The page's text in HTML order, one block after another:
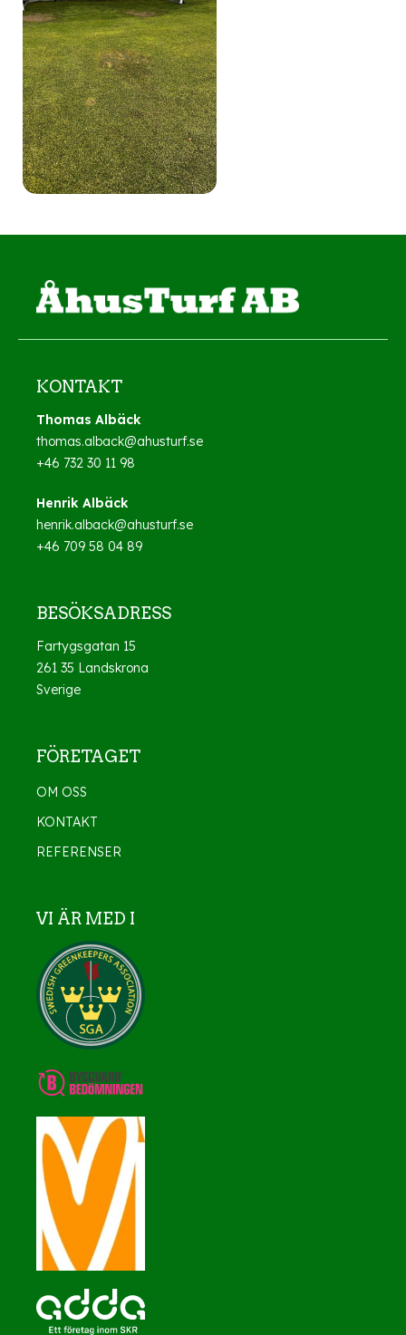
KONTAKT
Thomas Albäck
thomas.alback@ahusturf.se
+46 732 30 11 98
Henrik Albäck
henrik.alback@ahusturf.se
+46 709 58 04 89
BESÖKSADRESS
Fartygsgatan 15
261 35 Landskrona
Sverige
FÖRETAGET
OM OSS
KONTAKT
REFERENSER
VI ÄR MED I